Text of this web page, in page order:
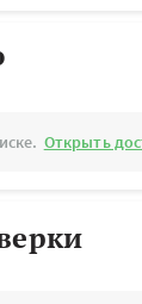
Открыть